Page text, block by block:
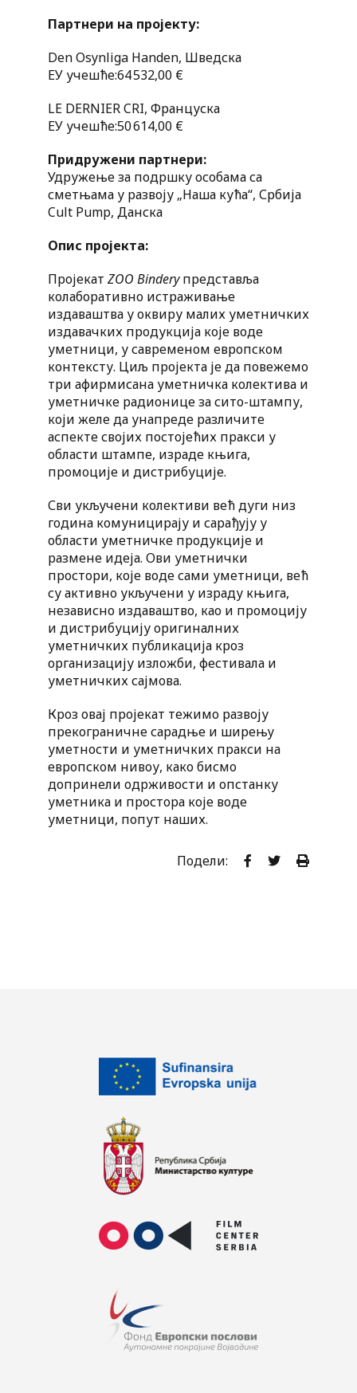
Партнери на пројекту:
Den Osynliga Handen, Шведска
ЕУ учешће:64 532,00 €
LE DERNIER CRI, Француска
ЕУ учешће:50 614,00 €
Придружени партнери:
Удружење за подршку особама са
сметњама у развоју „Наша кућа“, Србија
Cult Pump, Данска
Опис пројекта:
Пројекат ZOO Binderyпредставља
колаборативно истраживање
издаваштва у оквиру малих уметничких
издавачких продукција које воде
уметници, у савременом европском
контексту. Циљ пројекта је да повежемо
три афирмисана уметничка колектива и
уметничке радионице за сито-штампу,
који желе да унапреде различите
аспекте својих постојећих пракси у
области штампе, израде књига,
промоције и дистрибуције.
Сви укључени колективи већ дуги низ
година комуницирају и сарађују у
области уметничке продукције и
размене идеја. Ови уметнички
простори, које воде сами уметници, већ
су активно укључени у израду књига,
независно издаваштво, као и промоцију
и дистрибуцију оригиналних
уметничких публикација кроз
организацију изложби, фестивала и
уметничких сајмова.
Кроз овај пројекат тежимо развоју
прекограничне сарадње и ширењу
уметности и уметничких пракси на
европском нивоу, како бисмо
допринели одрживости и опстанку
уметника и простора које воде
уметници, попут наших.
Подели: